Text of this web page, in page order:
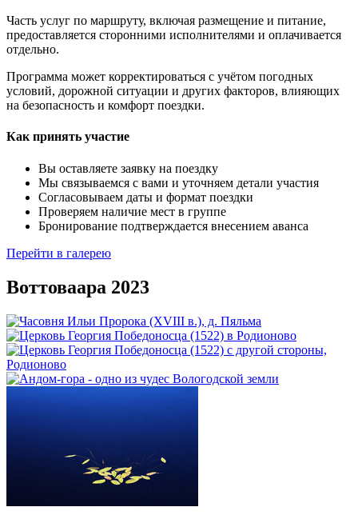
Часть услуг по маршруту, включая размещение и питание,
предоставляется сторонними исполнителями и оплачивается
отдельно.
Программа может корректироваться с учётом погодных
условий, дорожной ситуации и других факторов, влияющих
на безопасность и комфорт поездки.
Как принять участие
Вы оставляете заявку на поездку
Мы связываемся с вами и уточняем детали участия
Согласовываем даты и формат поездки
Проверяем наличие мест в группе
Бронирование подтверждается внесением аванса
Перейти в галерею
Воттоваара 2023